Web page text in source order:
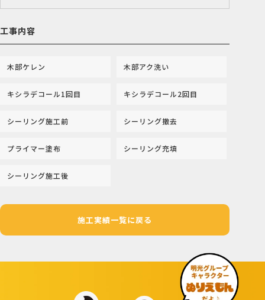
工事内容
木部ケレン 木部アク洗い
キシラデコール1回目 キシラデコール2回目
シーリング施工前 シーリング撤去
プライマー塗布 シーリング充填
シーリング施工後
施工実績一覧に戻る